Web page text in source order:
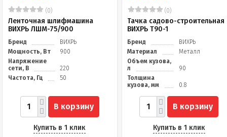
(0)
Ленточная шлифмашина
ВИХРЬ ЛШМ-75/900
Бренд
ВИХРЬ
Мощность, Вт
900
Напряжение
сети, В
220
Частота, Гц
50
В корзину
Купить в 1 клик
(0)
Тачка садово-строительная
ВИХРЬ Т90-1
Бренд
ВИХРЬ
Материал
Металл
Объем кузова,
л
90
Толщина
кузова, мм
0.8
В корзину
Купить в 1 клик